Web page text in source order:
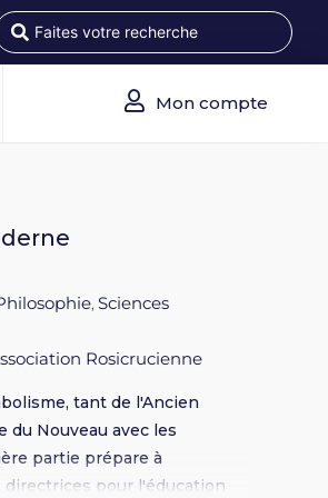
Mon compte
,Sciences
Rosicrucienne
tant de l'Ancien
du Nouveau avec les
partie prépare à
pour l'éducation